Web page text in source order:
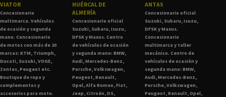
VIATOR
Concesionario
multimarca. Vehículos
de ocasión y segunda
mano. Concesionario
de motos con más de 20
marcas: KTM, Triumph,
Ducati, Suzuki, VOGE,
Zontes, Peugeot etc.
Boutique de ropa y
complementos y
accesorios para moto.
HUÉRCAL DE
ALMERÍA
Concesionario oficial
Suzuki, Subaru, Isuzu,
DFSK y Maxus. Centro
de vehículos de ocasión
y segunda mano: BMW,
Audi, Mercedes-Benz,
Porsche, Volkswagen,
Peugeot, Renault,
Opel, Alfa Romeo, Fiat,
Jeep, Citroën, DS,
ANTAS
Concesionario oficial
Suzuki, Subaru, Isuzu,
DFSK y Maxus.
Concesionario
multimarca y taller
mecánico. Centro de
vehículos de ocasión y
segunda mano: BMW,
Audi, Mercedes-Benz,
Porsche, Volkswagen,
Peugeot, Renault, Opel,